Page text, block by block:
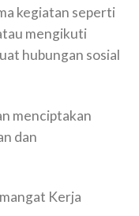
kegiatan seperti
mengikuti
hubungan sosial
menciptakan
dan
Kerja